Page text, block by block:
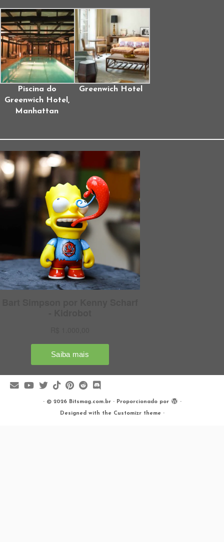
Piscina do
Greenwich Hotel,
Manhattan
Greenwich Hotel
· © 2026 Bitsmag.com.br· Proporcionado por ·
Designed with the Customizr theme ·